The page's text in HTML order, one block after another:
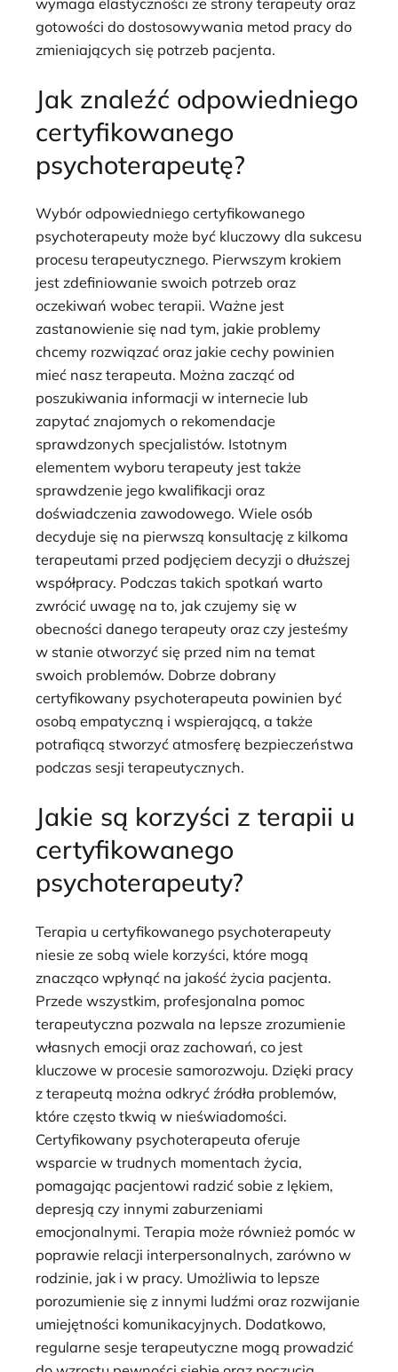
gotowości do dostosowywania metod pracy do
zmieniających się potrzeb pacjenta.
Jak znaleźć odpowiedniego
certyfikowanego
psychoterapeutę?
Wybór odpowiedniego certyfikowanego
psychoterapeuty może być kluczowy dla sukcesu
procesu terapeutycznego. Pierwszym krokiem
jest zdefiniowanie swoich potrzeb oraz
oczekiwań wobec terapii. Ważne jest
zastanowienie się nad tym, jakie problemy
chcemy rozwiązać oraz jakie cechy powinien
mieć nasz terapeuta. Można zacząć od
poszukiwania informacji w internecie lub
zapytać znajomych o rekomendacje
sprawdzonych specjalistów. Istotnym
elementem wyboru terapeuty jest także
sprawdzenie jego kwalifikacji oraz
doświadczenia zawodowego. Wiele osób
decyduje się na pierwszą konsultację z kilkoma
terapeutami przed podjęciem decyzji o dłuższej
współpracy. Podczas takich spotkań warto
zwrócić uwagę na to, jak czujemy się w
obecności danego terapeuty oraz czy jesteśmy
w stanie otworzyć się przed nim na temat
swoich problemów. Dobrze dobrany
certyfikowany psychoterapeuta powinien być
osobą empatyczną i wspierającą, a także
potrafiącą stworzyć atmosferę bezpieczeństwa
podczas sesji terapeutycznych.
Jakie są korzyści z terapii u
certyfikowanego
psychoterapeuty?
Terapia u certyfikowanego psychoterapeuty
niesie ze sobą wiele korzyści, które mogą
znacząco wpłynąć na jakość życia pacjenta.
Przede wszystkim, profesjonalna pomoc
terapeutyczna pozwala na lepsze zrozumienie
własnych emocji oraz zachowań, co jest
kluczowe w procesie samorozwoju. Dzięki pracy
z terapeutą można odkryć źródła problemów,
które często tkwią w nieświadomości.
Certyfikowany psychoterapeuta oferuje
wsparcie w trudnych momentach życia,
pomagając pacjentowi radzić sobie z lękiem,
depresją czy innymi zaburzeniami
emocjonalnymi. Terapia może również pomóc w
poprawie relacji interpersonalnych, zarówno w
rodzinie, jak i w pracy. Umożliwia to lepsze
porozumienie się z innymi ludźmi oraz rozwijanie
umiejętności komunikacyjnych. Dodatkowo,
regularne sesje terapeutyczne mogą prowadzić